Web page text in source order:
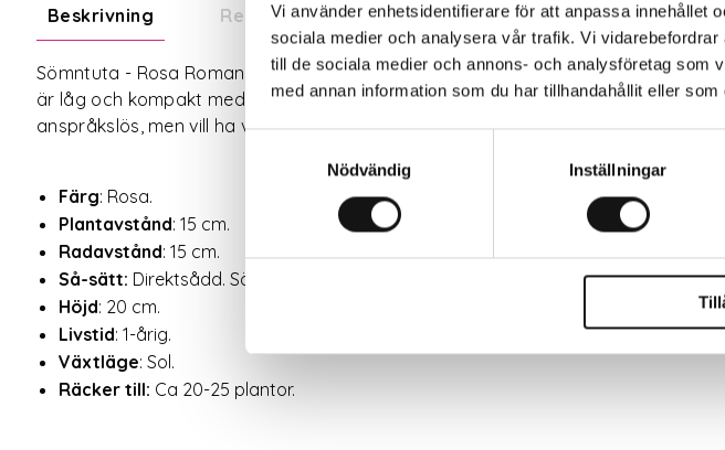
Vi använder enhetsidentifierare för att anpassa innehållet
sociala medier och analysera vår trafik. Vi
till de sociala medier och annons- och analysföretag som
med annan information som du har tillhandahållit eller
Nödvändig
Inställningar
Beskrivning Recensioner Om tillverkaren
Sömntuta - Rosa Romantica är en vacker sommarblomma i romantiska rosa
är låg och kompakt med ett dilliknande bladverk. Tacksam i rabatter, fin och
anspråkslös, men vill ha vatten vid torka.
Färg: Rosa.
Plantavstånd: 15 cm.
Radavstånd: 15 cm.
Så-sätt: Direktsådd. Sömntuta - Rosa Romantica direktsås. Vattna såytan före
Höjd: 20 cm.
Livstid: 1-årig.
Växtläge: Sol.
Räcker till: Ca 20-25 plantor.